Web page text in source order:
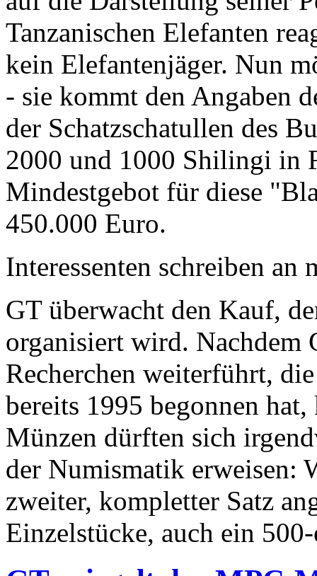
Tanzanischen Elefanten
kein Elefantenjäger. Nun
- sie kommt den Angaben
der Schatzschatullen des
2000 und 1000 Shilingi in
Mindestgebot für diese
450.000 Euro.
Interessenten schreiben
GT überwacht den Kauf,
organisiert wird. Nachdem
Recherchen weiterführt,
bereits 1995 begonnen
Münzen dürften sich
der Numismatik erweisen:
zweiter, kompletter Satz
Einzelstücke, auch ein